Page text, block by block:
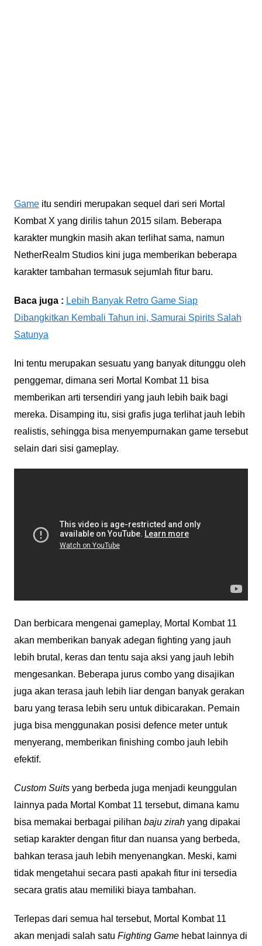
Gameitu sendiri merupakan sequel dari seri Mortal
Kombat X yang dirilis tahun 2015 silam. Beberapa
karakter mungkin masih akan terlihat sama, namun
NetherRealm Studios kini juga memberikan beberapa
karakter tambahan termasuk sejumlah fitur baru.
Baca juga : Lebih Banyak Retro Game Siap
Dibangkitkan Kembali Tahun ini, Samurai Spirits Salah
Satunya
Ini tentu merupakan sesuatu yang banyak ditunggu oleh
penggemar, dimana seri Mortal Kombat 11 bisa
memberikan arti tersendiri yang jauh lebih baik bagi
mereka. Disamping itu, sisi grafis juga terlihat jauh lebih
realistis, sehingga bisa menyempurnakan game tersebut
selain dari sisi gameplay.
Dan berbicara mengenai gameplay, Mortal Kombat 11
akan memberikan banyak adegan fighting yang jauh
lebih brutal, keras dan tentu saja aksi yang jauh lebih
mengesankan. Beberapa jurus combo yang disajikan
juga akan terasa jauh lebih liar dengan banyak gerakan
baru yang terasa lebih seru untuk dibicarakan. Pemain
juga bisa menggunakan posisi defence meter untuk
menyerang, memberikan finishing combo jauh lebih
efektif.
Custom Suits yang berbeda juga menjadi keunggulan
lainnya pada Mortal Kombat 11 tersebut, dimana kamu
bisa memakai berbagai pilihan baju zirahyang dipakai
setiap karakter dengan fitur dan nuansa yang berbeda,
bahkan terasa jauh lebih menyenangkan. Meski, kami
tidak mengetahui secara pasti apakah fitur ini tersedia
secara gratis atau memiliki biaya tambahan.
Terlepas dari semua hal tersebut, Mortal Kombat 11
akan menjadi salah satu Fighting Game hebat lainnya di